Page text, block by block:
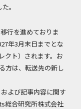
。
行を進めておりま
年3月末日までとな
クト）されます。お
方は、転送先の新し
よび記事内容に関す
総合研究所株式会社